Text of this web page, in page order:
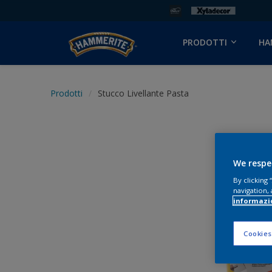
PRODOTTI
Prodotti Stucco Livellante Pasta
We
By clicking
navigation,